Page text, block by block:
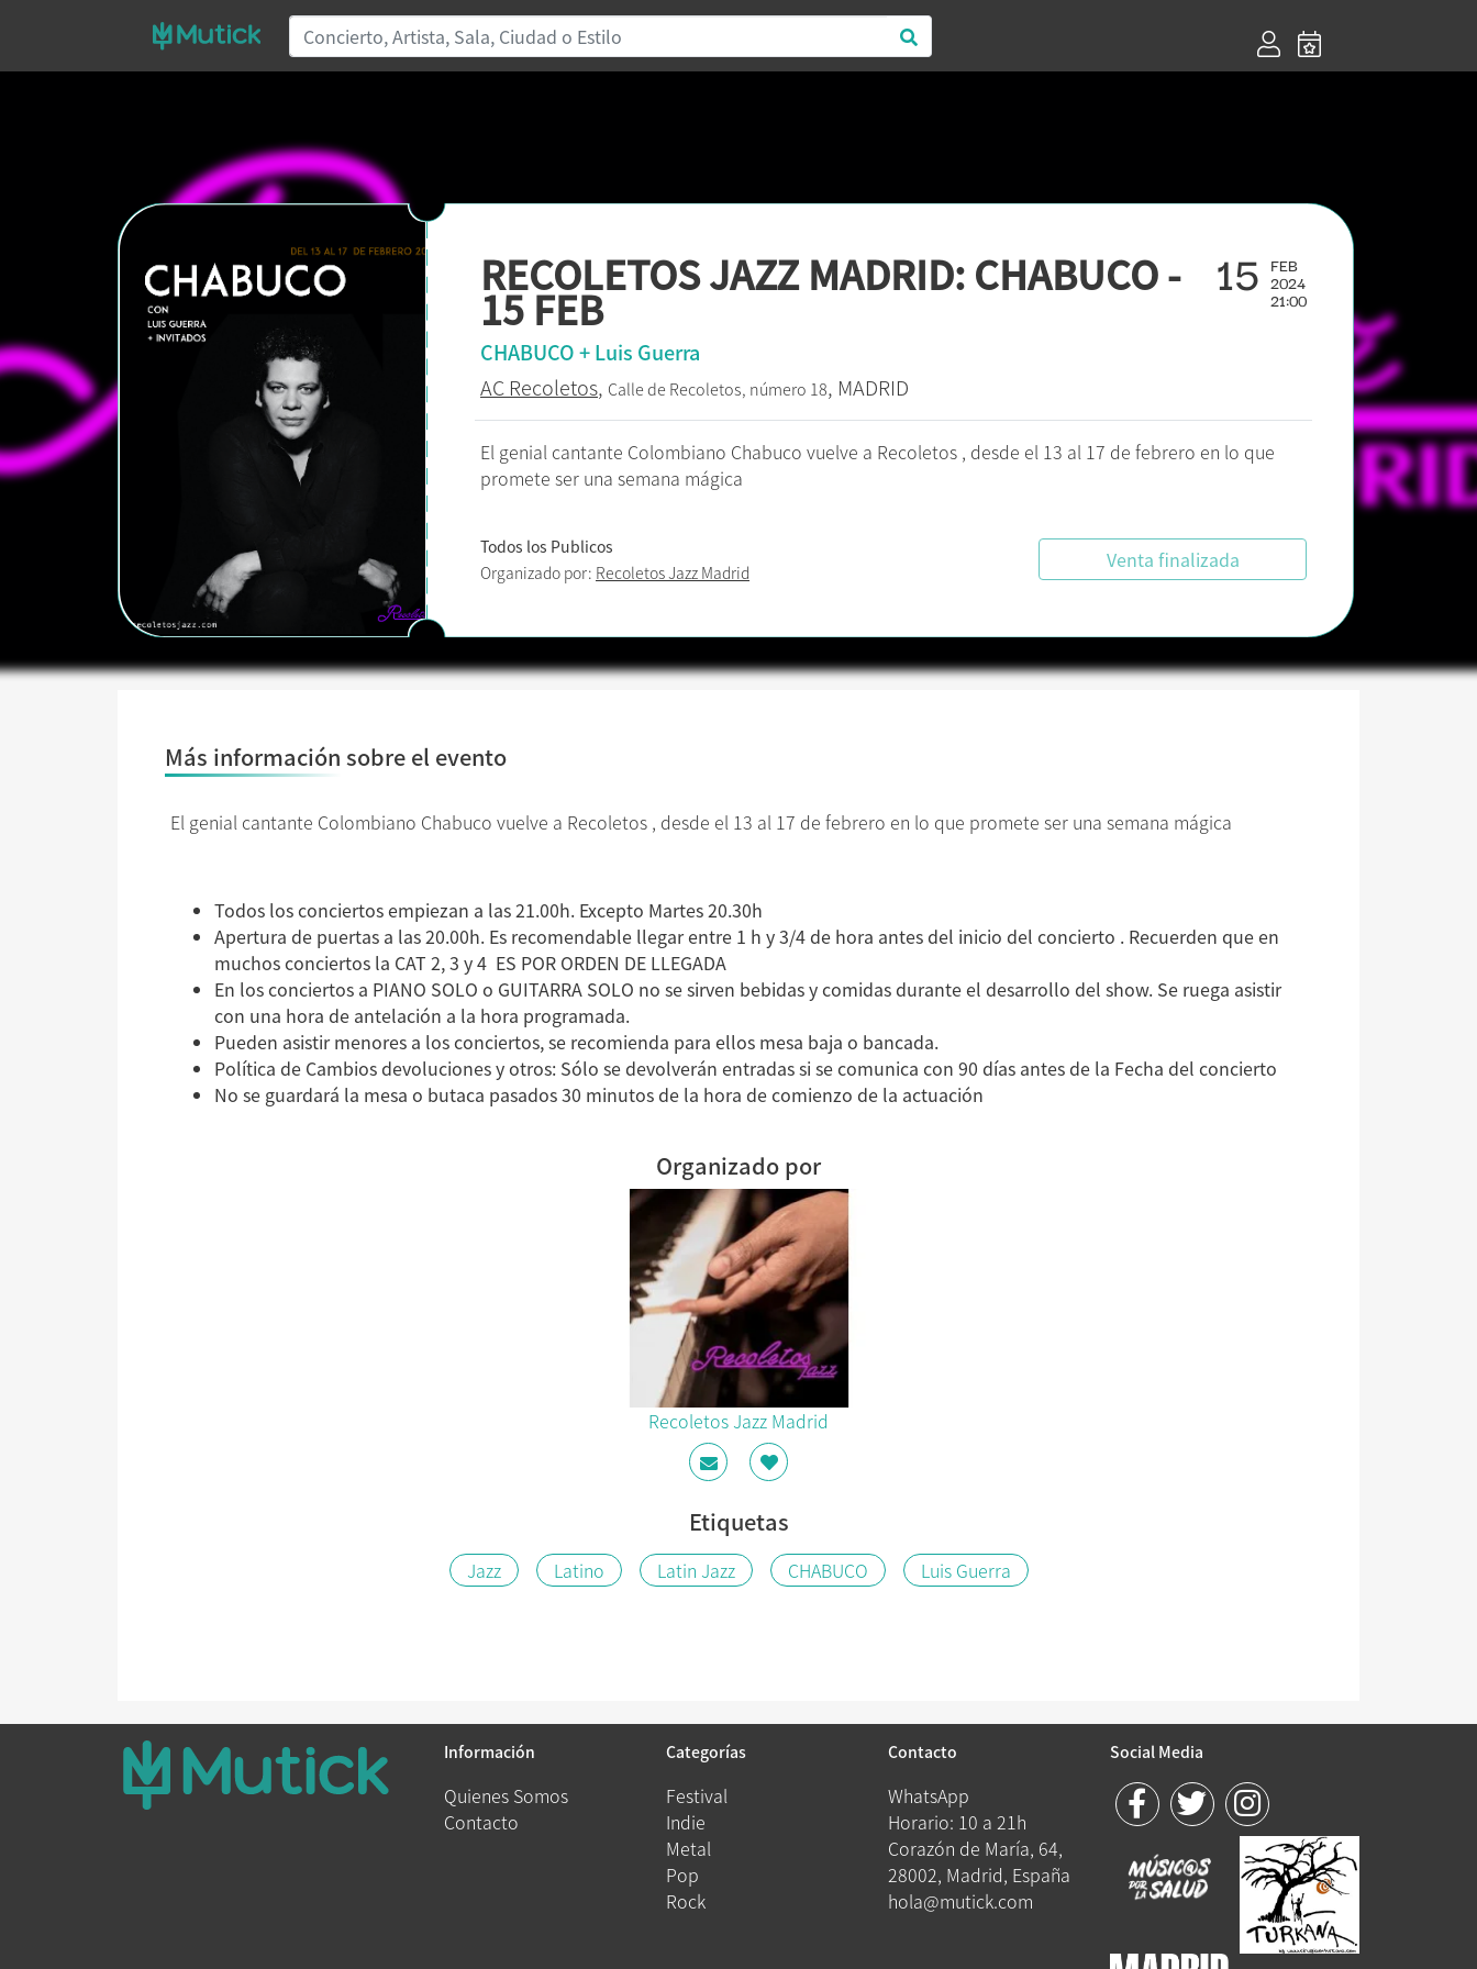
RECOLETOS JAZZ MADRID: CHABUCO -
15 FEB
15 FEB
2024
21:00
CHABUCO + Luis Guerra
AC Recoletos, Calle de Recoletos, número 18, MADRID
El genial cantante Colombiano Chabuco vuelve a Recoletos , desde el 13 al 17 de febrero en lo que
promete ser una semana mágica
Todos los Publicos
Organizado por: Recoletos Jazz Madrid Venta finalizada
Más información sobre el evento
El genial cantante Colombiano Chabuco vuelve a Recoletos , desde el 13 al 17 de febrero en lo que promete ser una semana mágica
Todos los conciertos empiezan a las 21.00h. Excepto Martes 20.30h
Apertura de puertas a las 20.00h. Es recomendable llegar entre 1 h y 3/4 de hora antes del inicio del concierto . Recuerden que en
muchos conciertos la CAT 2, 3 y 4 ES POR ORDEN DE LLEGADA
En los conciertos a PIANO SOLO o GUITARRA SOLO no se sirven bebidas y comidas durante el desarrollo del show. Se ruega asistir
con una hora de antelación a la hora programada.
Pueden asistir menores a los conciertos, se recomienda para ellos mesa baja o bancada.
Política de Cambios devoluciones y otros: Sólo se devolverán entradas si se comunica con 90 días antes de la Fecha del concierto
No se guardará la mesa o butaca pasados 30 minutos de la hora de comienzo de la actuación
Organizado por
Recoletos Jazz Madrid
Etiquetas
Jazz Latino Latin Jazz CHABUCO Luis Guerra
Información
Quienes Somos
Contacto
Categorías
Festival
Indie
Metal
Pop
Rock
Contacto
WhatsApp
Horario: 10 a 21h
Corazón de María, 64,
28002, Madrid, España
hola@mutick.com
Social Media